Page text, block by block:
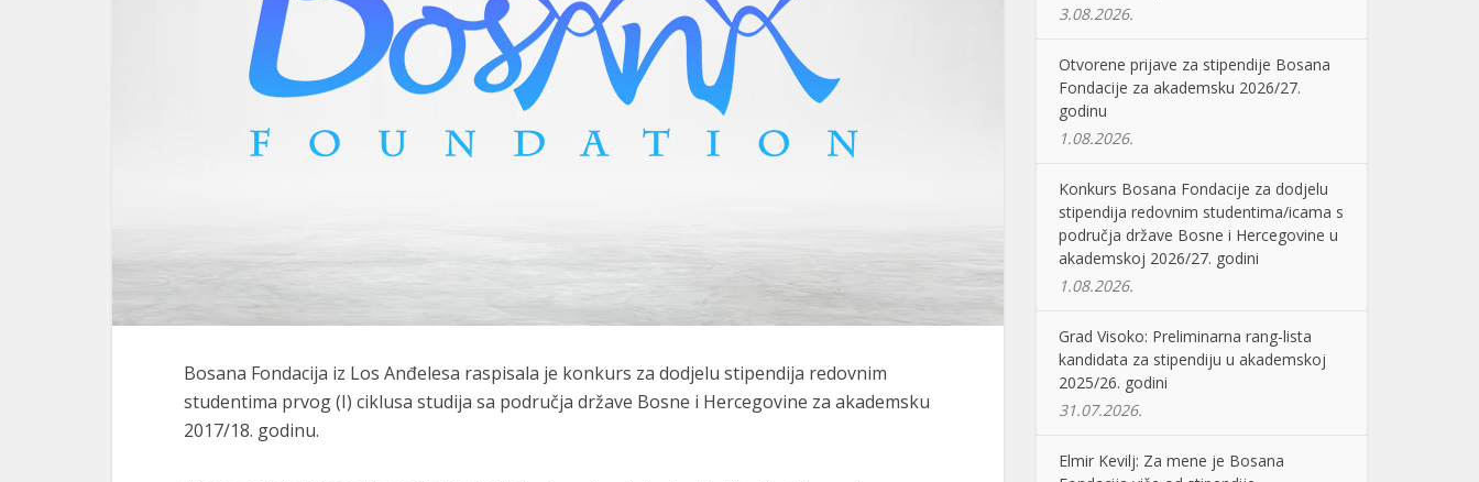
Bosana Fondacija iz Los Anđelesa raspisala je konkurs za dodjelu stipendija redovnim
studentima prvog (I) ciklusa studija sa područja države Bosne i Hercegovine za akademsku
2017/18. godinu.
3.08.2026.
Otvorene prijave za stipendije Bosana
Fondacije za akademsku 2026/27.
godinu
1.08.2026.
Konkurs Bosana Fondacije za dodjelu
stipendija redovnim studentima/icama s
područja države Bosne i Hercegovine u
akademskoj 2026/27. godini
1.08.2026.
Grad Visoko: Preliminarna rang-lista
kandidata za stipendiju u akademskoj
2025/26. godini
31.07.2026.
Elmir Kevilj: Za mene je Bosana